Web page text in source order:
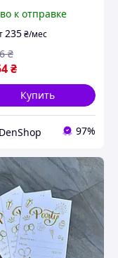
стол из ДСП
кухни
к отправке
235₴/мес
₴
₴
Купить
97%